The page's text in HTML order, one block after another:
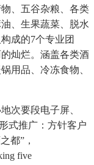
、五谷杂粮、各类
、生果蔬菜、脱水
成的7个专业团
灿烂。涵盖各类酒
用品、冷冻食物、
要段电子屏、
式推广：方针客户
都”，
five